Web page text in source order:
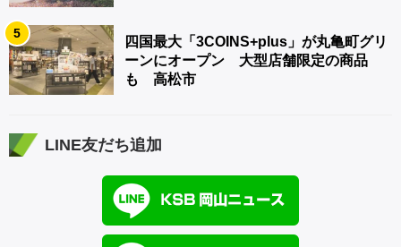
5
四国最大「3COINS+plus」が丸亀町グリ
ーンにオープン 大型店舗限定の商品
も 高松市
LINE友だち追加